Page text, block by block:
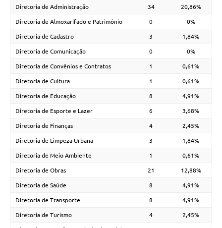
Diretoria de Administração 34 20,86%
Diretoria de Almoxarifado e Patrimônio 0 0%
Diretoria de Cadastro 3 1,84%
Diretoria de Comunicação 0 0%
Diretoria de Convênios e Contratos 1 0,61%
Diretoria de Cultura 1 0,61%
Diretoria de Educação 8 4,91%
Diretoria de Esporte e Lazer 6 3,68%
Diretoria de Finanças 4 2,45%
Diretoria de Limpeza Urbana 3 1,84%
Diretoria de Meio Ambiente 1 0,61%
Diretoria de Obras 21 12,88%
Diretoria de Saúde 8 4,91%
Diretoria de Transporte 8 4,91%
Diretoria de Turismo 4 2,45%